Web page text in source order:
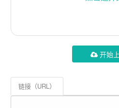
开始
链接（URL）